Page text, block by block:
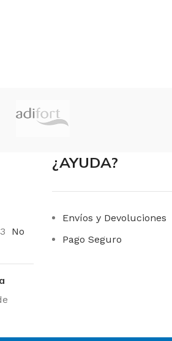
No
¿AYUDA?
Envíos y Devoluciones
Pago Seguro